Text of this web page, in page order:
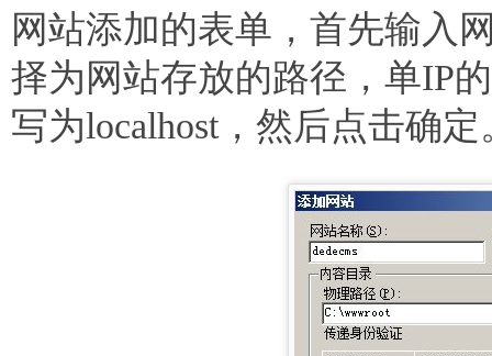
网站添加的表单，首先输入
择为网站存放的路径，单IP
写为localhost，然后点击确定